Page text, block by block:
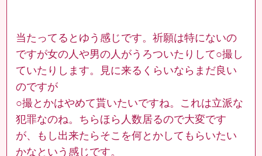
当たってるとゆう感じです。祈願は特にないの
ですが女の人や男の人がうろついたりして○撮し
ていたりします。見に来るくらいならまだ良い
のですが
○撮とかはやめて貰いたいですね。これは立派な
犯罪なのね。ちらほら人数居るので大変です
が、もし出来たらそこを何とかしてもらいたい
かなという感じです。